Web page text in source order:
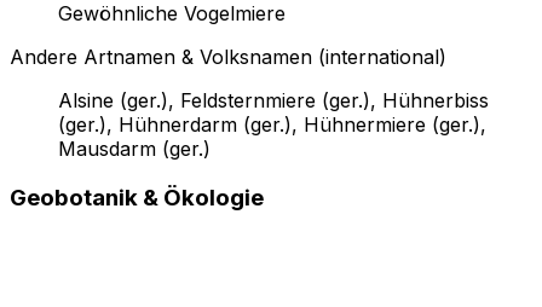
Gewöhnliche Vogelmiere
Andere Artnamen & Volksnamen (international)
Alsine (ger.), Feldsternmiere (ger.), Hühnerbiss
(ger.), Hühnerdarm (ger.), Hühnermiere (ger.),
Mausdarm (ger.)
Geobotanik & Ökologie